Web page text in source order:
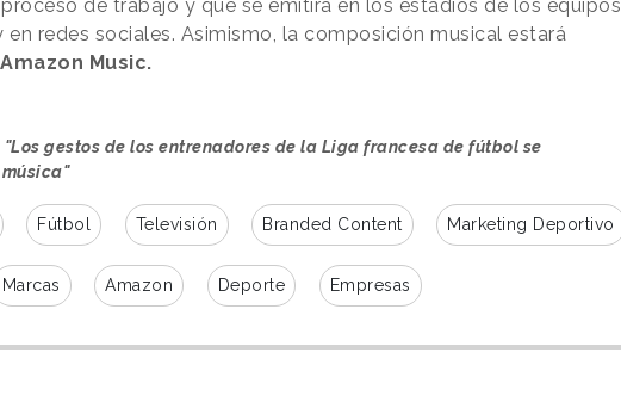
de trabajo y que se emitirá en los estadios de los equipos
en redes sociales. Asimismo, la composición musical estará
Amazon Music.
"Los gestos de los entrenadores de la Liga francesa de fútbol se
Fútbol Televisión Branded Content Marketing Deportivo
Marcas Amazon Deporte Empresas